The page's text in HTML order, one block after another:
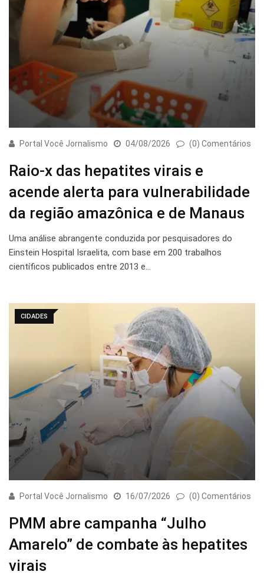
Portal Você Jornalismo 04/08/2026 (0) Comentários
Raio-x das hepatites virais e
acende alerta para vulnerabilidade
da região amazônica e de Manaus
Uma análise abrangente conduzida por pesquisadores do
Einstein Hospital Israelita, com base em 200 trabalhos
científicos publicados entre 2013 e…
CIDADES
Portal Você Jornalismo 16/07/2026 (0) Comentários
PMM abre campanha “Julho
Amarelo” de combate às hepatites
virais